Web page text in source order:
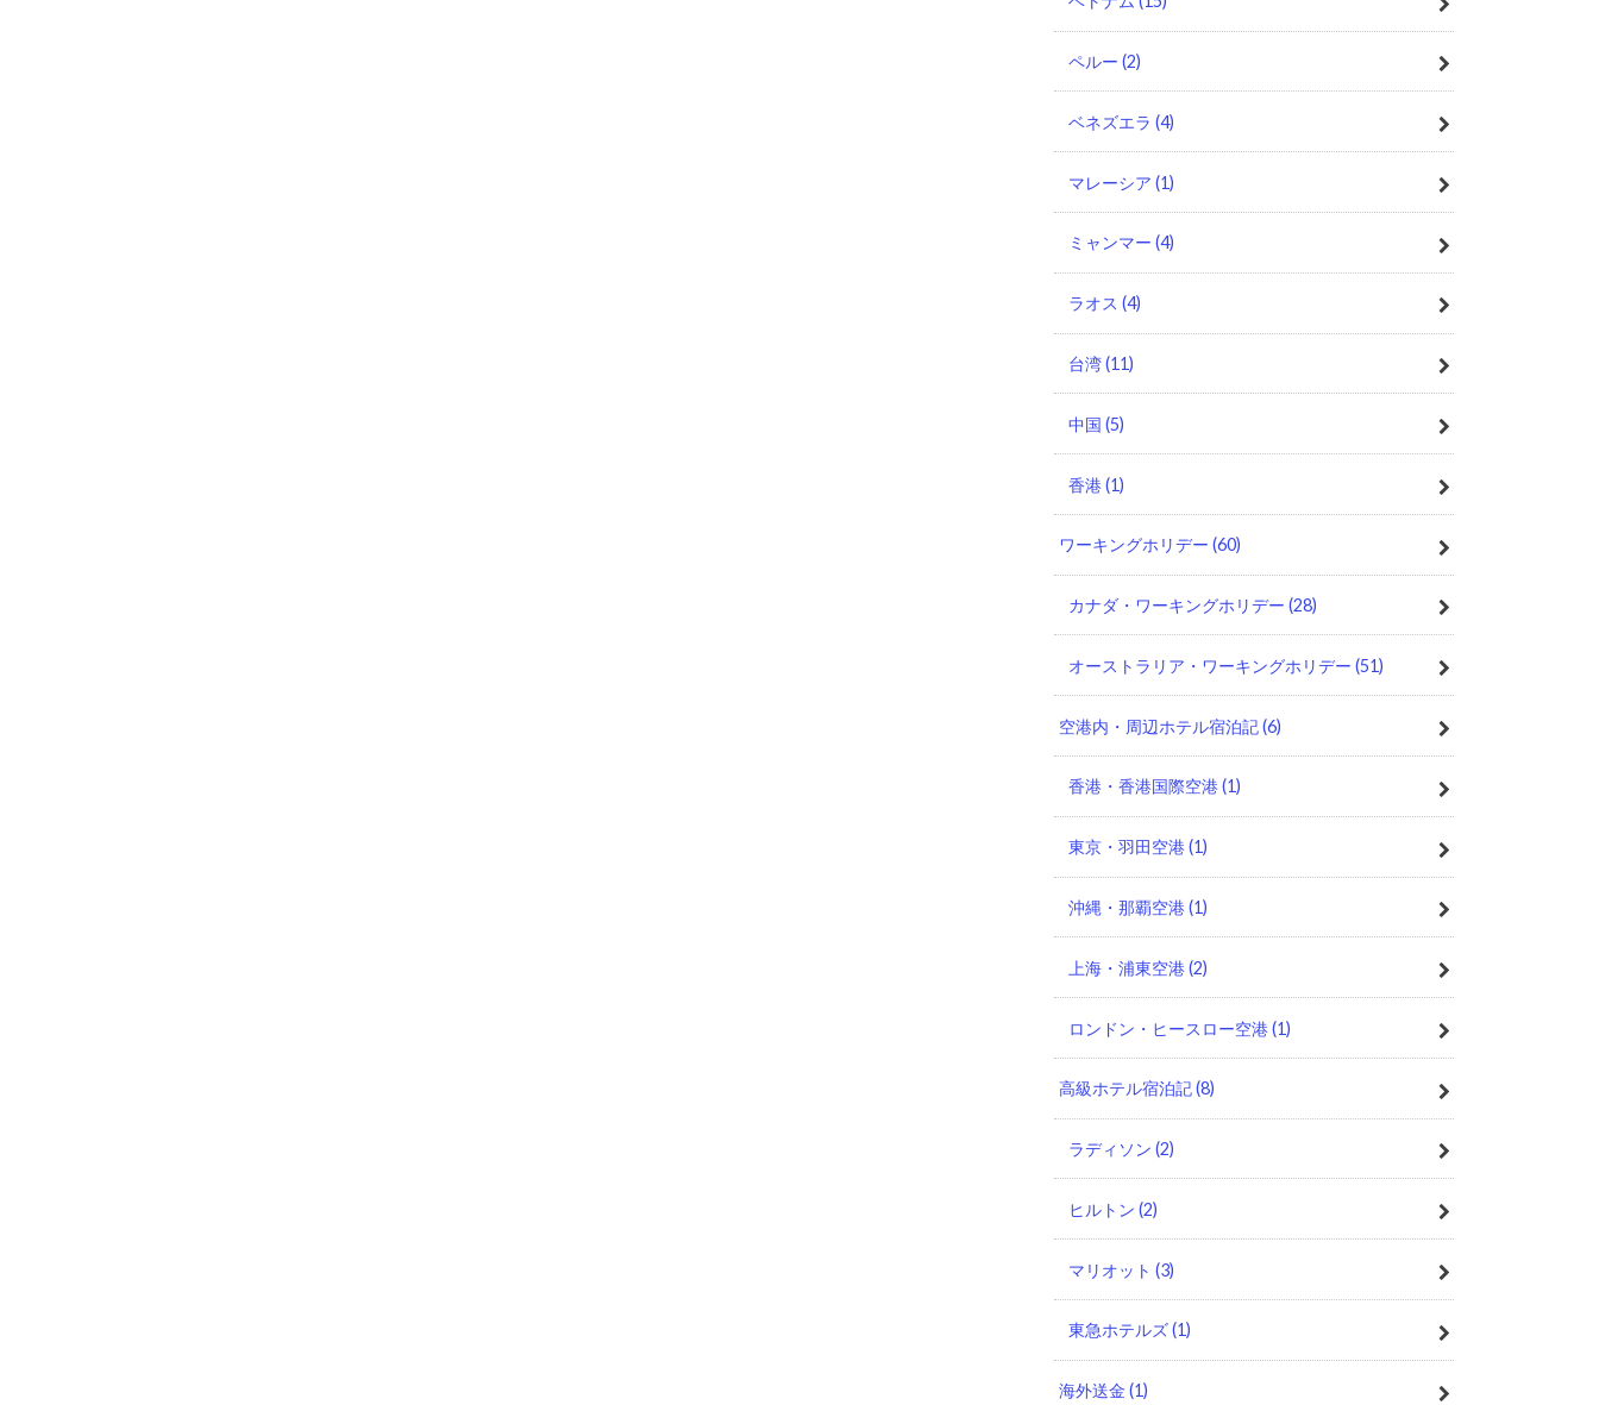
ペルー (2)
ベネズエラ (4)
マレーシア (1)
ミャンマー (4)
ラオス (4)
台湾(11)
中国 (5)
香港(1)
ワーキングホリデー(60)
カナダ・ワーキングホリデー (28)
オーストラリア・ワーキングホリデー (51)
空港内・周辺ホテル宿泊記(6)
香港・香港国際空港(1)
東京・羽田空港(1)
沖縄・那覇空港(1)
上海・浦東空港(2)
ロンドン・ヒースロー空港(1)
高級ホテル宿泊記(8)
ラディソン (2)
ヒルトン (2)
マリオット (3)
東急ホテルズ(1)
海外送金(1)